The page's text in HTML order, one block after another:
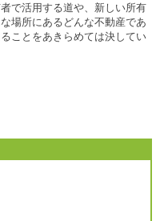
で活用する道や、新しい所有
場所にあるどんな不動産であ
ことをあきらめては決してい